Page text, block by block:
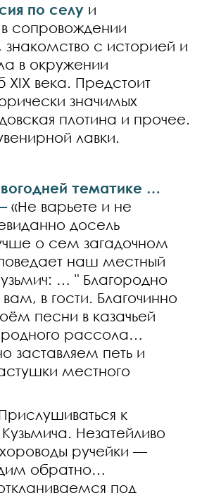
по селу и
сопровождении
знакомство с историей и
в окружении
XIX века. Предстоит
значимых
плотина и прочее.
лавки.
тематике …
«Не варьете и не
досель
о сем загадочном
наш местный
… " Благородно
в гости. Благочинно
песни в казачьей
рассола…
заставляем петь и
местного
к
Незатейливо
ручейки —
обратно…
под